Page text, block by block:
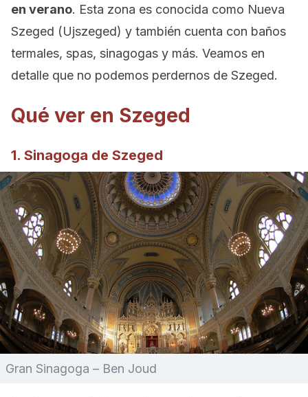
en verano. Esta zona es conocida como Nueva
Szeged (Ujszeged) y también cuenta con baños
termales, spas, sinagogas y más. Veamos en
detalle que no podemos perdernos de Szeged.
Qué ver en Szeged
1. Sinagoga de Szeged
Gran Sinagoga – Ben Joud